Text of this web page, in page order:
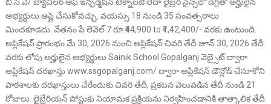
అభ్యర్థులు అప్లై చేసుకోవచ్చు. వయస్సు 18 నుండి 35 సంవత్సరాలు
మించకూడదు. వేతనం పే లెవెల్ 7 రూ.₹44,900 to ₹1,42,400/- వరకు ఉంటుంది.
అప్లికేషన్ ప్రారంభం మే 30, 2026 నుంచి అప్లికేషన్ చివరి తేదీ జూన్ 30, 2026 తేదీ
వరకు లోపు అర్హులైన అభ్యర్థులు Sainik School Gopalganj వెబ్సైట్ ద్వారా
అప్లికేషన్ దరఖాస్తు www.ssgopalganj.com/ ద్వారా అప్లికేషన్ డౌన్లోడ్ చేసూకోని
పాఠశాలకు దరఖాస్తులు చేరేందుకు చివరి తేదీ, ప్రకటన వెలువడిన తేదీ నుండి 21
రోజులు. లైబ్రేరియన్ పోస్టుకు నియామక ప్రక్రియను నిర్వహించడానికి తాత్కాలిక తేదీ